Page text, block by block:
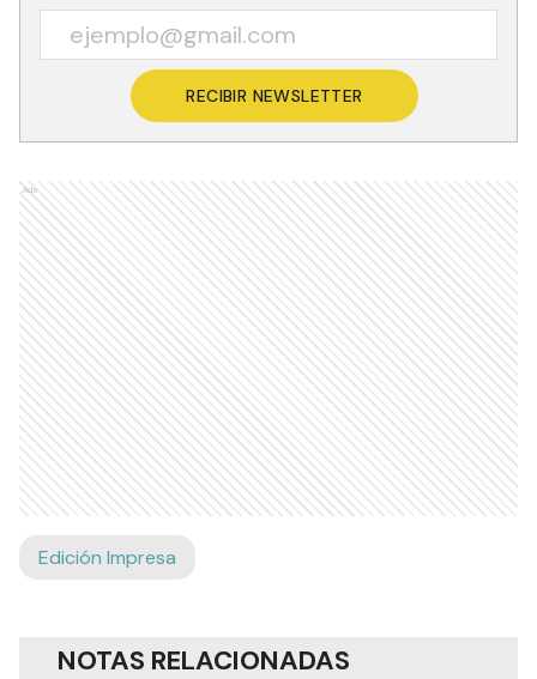
RECIBIR NEWSLETTER
Ads
Edición Impresa
NOTAS RELACIONADAS